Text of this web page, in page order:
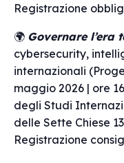
Registrazione
🌍 Governare l’era
cybersecurity,
internazionali
maggio 2026 | ore
degli Studi
delle Sette Chiese
Registrazione